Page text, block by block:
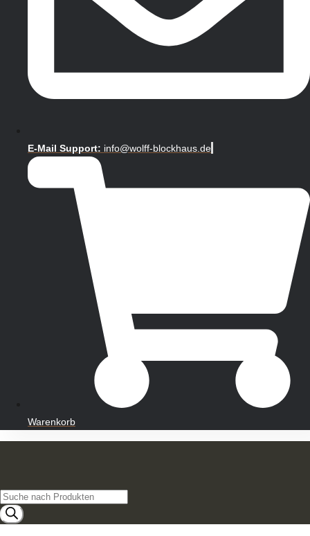
E-Mail Support: info@wolff-blockhaus.de
Warenkorb
Products
search